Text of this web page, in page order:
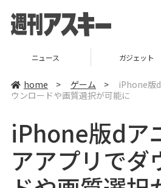
ニュース ガジェット
home > ゲーム >
iPhone版
ウンロードや画質選択が可能に
iPhone版dア
アアプリでダ